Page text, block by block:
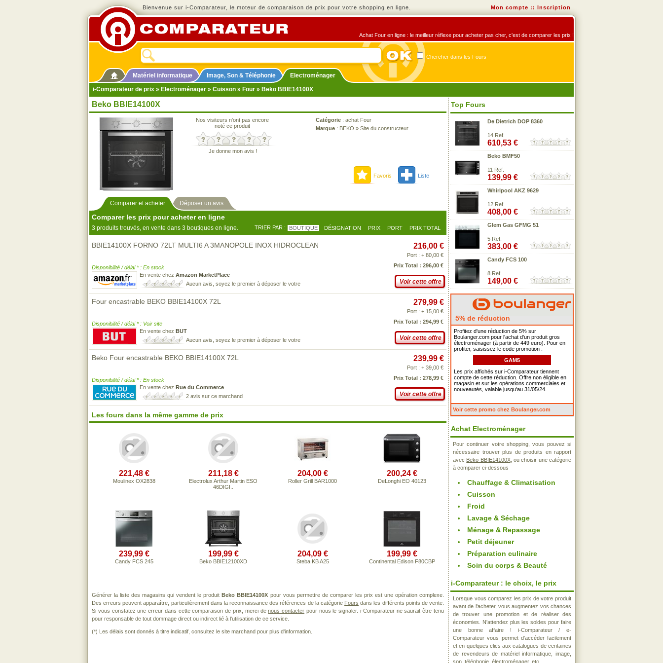
Bienvenue sur i-Comparateur, le moteur de comparaison de prix pour votre shopping en ligne. Mon compte :: Inscription
Achat Four en ligne : le meilleur réflexe pour acheter pas cher, c'est de comparer les prix !
Chercher dans les Fours
Matériel informatique Image, Son & Téléphonie
Electroménager
i-Comparateur de prix » Electroménager » Cuisson » Four » Beko BBIE14100X
Beko BBIE14100X
Nos visiteurs n'ont pas encore
noté ce produit
Je donne mon avis !
Catégorie : achat Four
Marque : BEKO » Site du constructeur
Favoris Liste
Comparer et acheter Déposer un avis
Comparer les prix pour acheter en ligne
3 produits trouvés, en vente dans 3 boutiques en ligne. TRIER PAR : BOUTIQUE DÉSIGNATION PRIX PORT PRIX TOTAL
BBIE14100X FORNO 72LT MULTI6 A 3MANOPOLE INOX HIDROCLEAN
Disponibilité / délai * : En stock
En vente chez Amazon MarketPlace
Aucun avis, soyez le premier à déposer le votre
216,00 €
Port : + 80,00 €
Prix Total : 296,00 €
Voir cette offre
Four encastrable BEKO BBIE14100X 72L
Disponibilité / délai * : Voir site
En vente chez BUT
Aucun avis, soyez le premier à déposer le votre
279,99 €
Port : + 15,00 €
Prix Total : 294,99 €
Voir cette offre
Beko Four encastrable BEKO BBIE14100X 72L
Disponibilité / délai * : En stock
En vente chez Rue du Commerce
2 avis sur ce marchand
239,99 €
Port : + 39,00 €
Prix Total : 278,99 €
Voir cette offre
Les fours dans la même gamme de prix
221,48 €
Moulinex OX2838
211,18 €
Electrolux Arthur Martin ESO
46DIGI..
204,00 €
Roller Grill BAR1000
200,24 €
DeLonghi EO 40123
239,99 €
Candy FCS 245
199,99 €
Beko BBIE12100XD
204,09 €
Steba KB A25
199,99 €
Continental Edison F80CBP
Générer la liste des magasins qui vendent le produitBeko BBIE14100X pour vous permettre de comparer les prix est une opération complexe.
Des erreurs peuvent apparaître, particulièrement dans la reconnaissance des références de la catégorie Fours dans les différents points de vente.
Si vous constatez une erreur dans cette comparaison de prix, merci denous contacter pour nous le signaler. i-Comparateur ne saurait être tenu
pour responsable de tout dommage direct ou indirect lié à l'utilisation de ce service.
(*) Les délais sont donnés à titre indicatif, consultez le site marchand pour plus d'information.
Top Fours
De Dietrich DOP 8360
14 Ref.
610,53 €
Beko BMF50
11 Ref.
139,99 €
Whirlpool AKZ 9629
12 Ref.
408,00 €
Glem Gas GFMG 51
5 Ref.
383,00 €
Candy FCS 100
8 Ref.
149,00 €
5% de réduction
Profitez d'une réduction de 5% sur
Boulanger.com pour l'achat d'un produit gros
électroménager (à partir de 449 euro). Pour en
profiter, saisissez le code promotion :
GAM5
Les prix affichés sur i-Comparateur tiennent
compte de cette réduction. Offre non éligible en
magasin et sur les opérations commerciales et
nouveautés, valable jusqu'au 31/05/24.
Voir cette promo chez Boulanger.com
Achat Electroménager
Pour continuer votre shopping, vous pouvez si
nécessaire trouver plus de produits en rapport
avec Beko BBIE14100X, ou choisir une catégorie
à comparer ci-dessous
Chauffage & Climatisation
Cuisson
Froid
Lavage & Séchage
Ménage & Repassage
Petit déjeuner
Préparation culinaire
Soin du corps & Beauté
i-Comparateur : le choix, le prix
Lorsque vous comparez les prix de votre produit
avant de l'acheter, vous augmentez vos chances
de trouver une promotion et de réaliser des
économies. N'attendez plus les soldes pour faire
une bonne affaire ! i-Comparateur / e-
Comparateur vous permet d'accéder facilement
et en quelques clics aux catalogues de centaines
de revendeurs de matériel informatique, image,
son, téléphonie, électroménager, etc..